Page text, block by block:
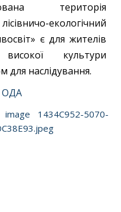
територія
екологічний
є для жителів
культури
для наслідування.
ОДА